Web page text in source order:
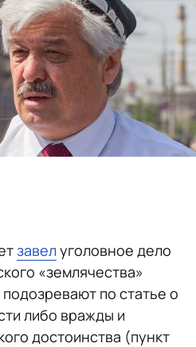
завелуголовное дело
«землячества»
по статье о
либо вражды и
достоинства (пункт